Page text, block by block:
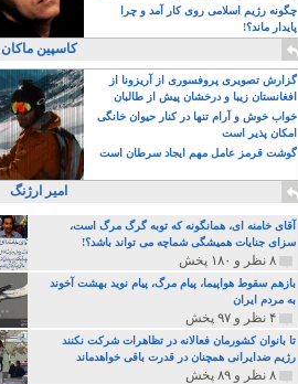
چگونه رژیم اسلامی روی کار آمد و چرا
پایدار ماند؟!
کاسپین ماکان
گزارش تصویری پروفسوری از آریزونا از
افغانستان زیبا و درخشان پیش از طالبان
خواب خوش و آرام تنها در کنار حیوان خانگی
امکان پذیر است
گوشت قرمز عامل مهم ایجاد سرطان است
امیر ارژنگ
آقای خامنه ای، همانگونه که توبه گرگ مرگ است،
سزای جنایات همیشگی شماچه می تواند باشد؟!
۸ نظر و ۱۸۰ پخش
بازهم سقوط هواپیما، پیام مرگ، پیام نوید بهشت آخوند
به مردم ایران
۴ نظر و ۹۷ پخش
تا بانوان کشورمان فعالانه در تظاهرات شرکت نکنند
رژیم ضدایرانی همچنان در قدرت باقی خواهدماند
۸ نظر و ۸۹ پخش